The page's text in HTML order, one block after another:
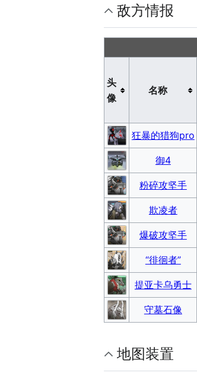
敌方情报
头
像
名称
狂暴的猎狗pro
御4
粉碎攻坚手
欺凌者
爆破攻坚手
“徘徊者”
提亚卡乌勇士
守墓石像
地图装置